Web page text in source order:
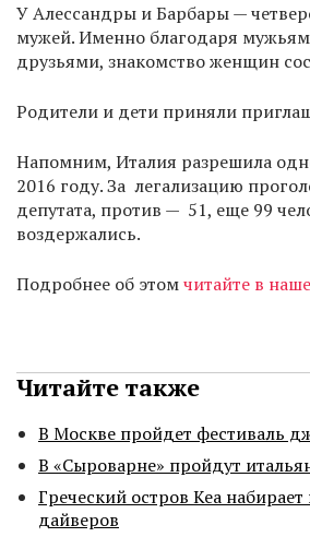
У Алессандры и Барбары —
мужей. Именно благодаря
друзьями, знакомство женщин
Родители и дети приняли
Напомним, Италия разрешила
2016 году. За легализацию
депутата, против — 51, еще 99
воздержались.
Подробнее об этомчитайте в
Читайте также
В Москве пройдет фестиваль
В «Сыроварне» пройдут
Греческий остров Кеа
дайверов